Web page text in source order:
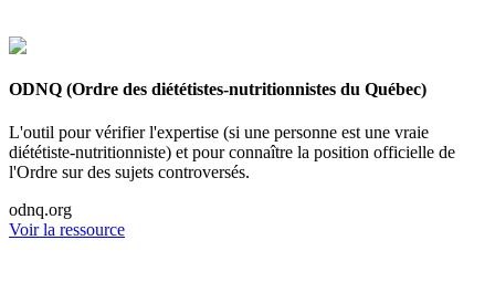
ODNQ (Ordre des diététistes-nutritionnistes du Québec)
L'outil pour vérifier l'expertise (si une personne est une vraie
diététiste-nutritionniste) et pour connaître la position officielle de
l'Ordre sur des sujets controversés.
odnq.org
Voir la ressource